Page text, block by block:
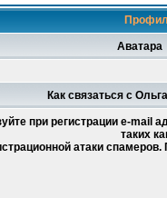
Аватара
Как связаться с
при регистрации e-mail
таких
атаки